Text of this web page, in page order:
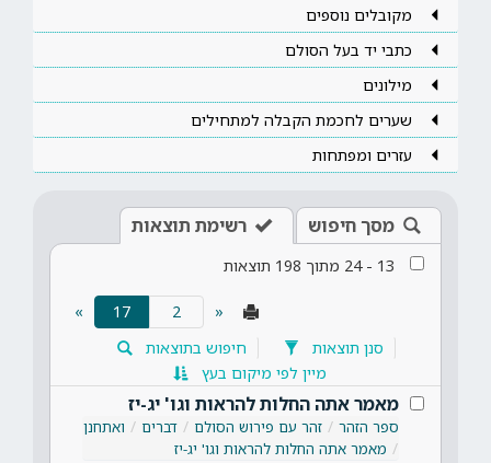
מקובלים נוספים
כתבי יד בעל הסולם
מילונים
שערים לחכמת הקבלה למתחילים
עזרים ומפתחות
מסך חיפוש רשימת תוצאות
13
-
24 מתוך 198 תוצאות
«
17
»
סנן תוצאות
חיפוש בתוצאות
מיין לפי מיקום בעץ
מאמר אתה החלות להראות וגו' יג-יז
ספר הזהר זהר עם פירוש הסולם דברים
ואתחנן
מאמר אתה החלות להראות וגו' יג-יז